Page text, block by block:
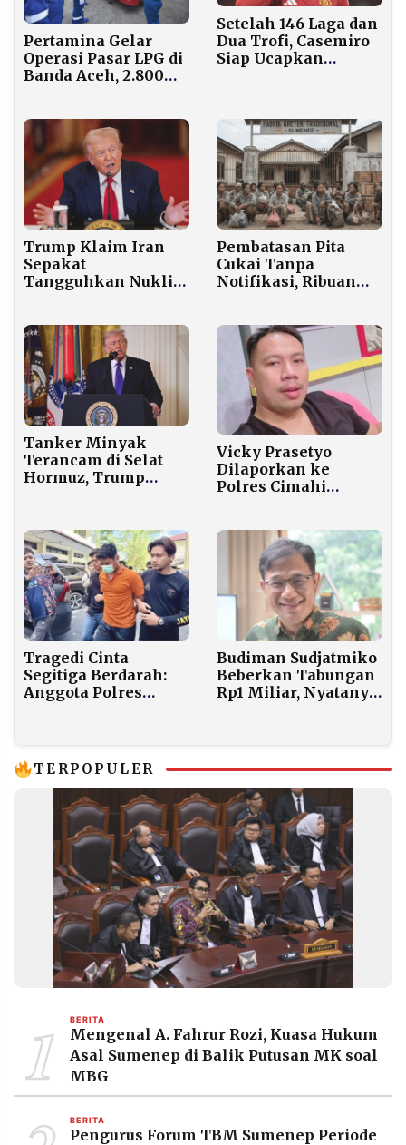
Pertamina Gelar
Operasi Pasar LPG di
Banda Aceh, 2.800
Warga Pasca-
Bencana
Setelah 146 Laga dan
Dua Trofi, Casemiro
Siap Ucapkan
Trump Klaim Iran
Sepakat
Tangguhkan Nuklir
Kembali Dibuka
Pembatasan Pita
Cukai Tanpa
Notifikasi, Ribuan
Dirumahkan
Tanker Minyak
Terancam di Selat
Hormuz, Trump
Vicky Prasetyo
Dilaporkan ke
Polres Cimahi
Kampanye Rp700
Tragedi Cinta
Segitiga Berdarah:
Anggota Polres
Teman
Tunangannya
Budiman Sudjatmiko
Beberkan Tabungan
Rp1 Miliar, Nyatanya
TERPOPULER
1 BERITA
Mengenal A. Fahrur Rozi, Kuasa Hukum
Asal Sumenep di Balik Putusan MK soal
MBG
BERITA
Pengurus Forum TBM Sumenep Periode